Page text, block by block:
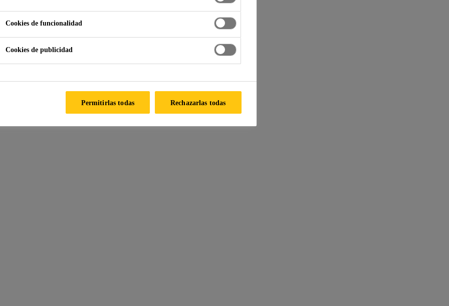
el proceso de impermeabilización
Cookies de funcionalidad
Cookies de publicidad
Rechazarlas todas
Permitirlas todas